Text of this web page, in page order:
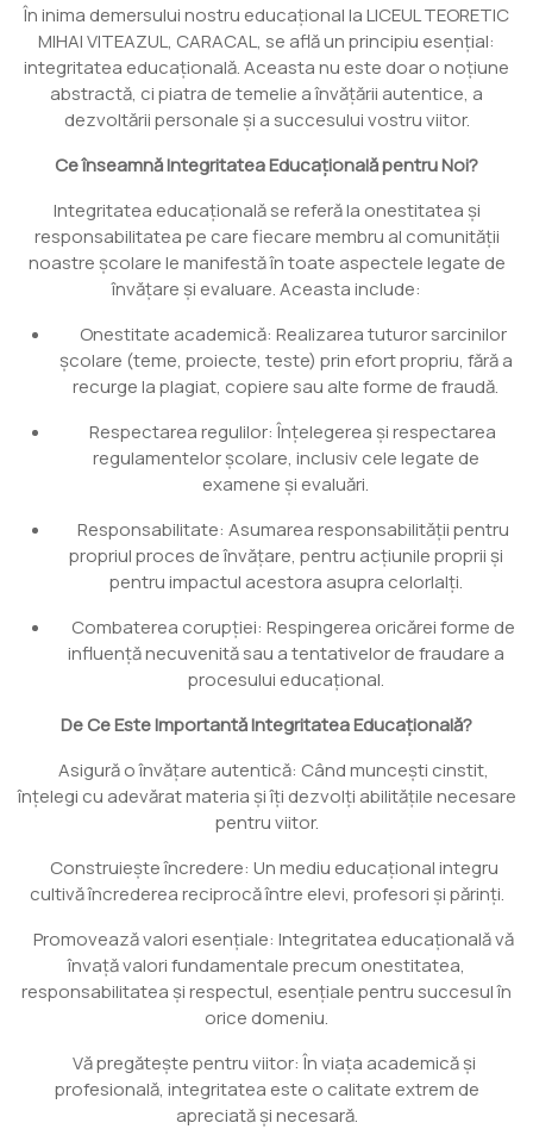
În inima demersului nostru educațional la LICEUL TEORETIC
MIHAI VITEAZUL, CARACAL, se află un principiu esențial:
integritatea educațională. Aceasta nu este doar o noțiune
abstractă, ci piatra de temelie a învățării autentice, a
dezvoltării personale și a succesului vostru viitor.
Ce înseamnă Integritatea Educațională pentru Noi?
Integritatea educațională se referă la onestitatea și
responsabilitatea pe care fiecare membru al comunității
noastre școlare le manifestă în toate aspectele legate de
învățare și evaluare. Aceasta include:
Onestitate academică: Realizarea tuturor sarcinilor
școlare (teme, proiecte, teste) prin efort propriu, fără a
recurge la plagiat, copiere sau alte forme de fraudă.
Respectarea regulilor: Înțelegerea și respectarea
regulamentelor școlare, inclusiv cele legate de
examene și evaluări.
Responsabilitate: Asumarea responsabilității pentru
propriul proces de învățare, pentru acțiunile proprii și
pentru impactul acestora asupra celorlalți.
Combaterea corupției: Respingerea oricărei forme de
influență necuvenită sau a tentativelor de fraudare a
procesului educațional.
De Ce Este Importantă Integritatea Educațională?
Asigură o învățare autentică: Când muncești cinstit,
înțelegi cu adevărat materia și îți dezvolți abilitățile necesare
pentru viitor.
Construiește încredere: Un mediu educațional integru
cultivă încrederea reciprocă între elevi, profesori și părinți.
Promovează valori esențiale: Integritatea educațională vă
învață valori fundamentale precum onestitatea,
responsabilitatea și respectul, esențiale pentru succesul în
orice domeniu.
Vă pregătește pentru viitor: În viața academică și
profesională, integritatea este o calitate extrem de
apreciată și necesară.